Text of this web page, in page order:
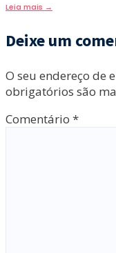
Leia mais →
Deixe um
O seu endereço de
obrigatórios são
Comentário *